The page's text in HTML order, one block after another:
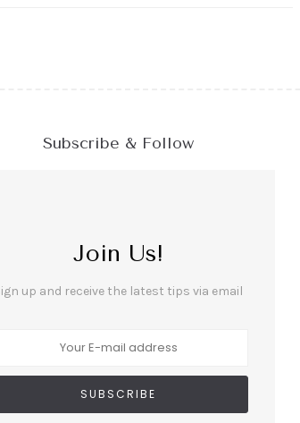
Subscribe & Follow
Join Us!
up and receive the latest tips via email